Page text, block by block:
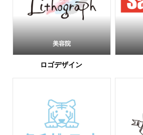
美容院
ロゴデザイン